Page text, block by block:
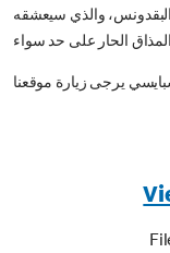
والبقدونس، والذي سيعشقه